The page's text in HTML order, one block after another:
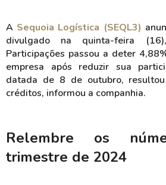
A Sequoia Logística (SEQL3)
divulgado na quinta-feira
Participações passou a deter
empresa após reduzir sua
datada de 8 de outubro,
créditos, informou a companhia.
Relembre os
trimestre de 2024